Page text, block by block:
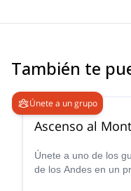
También te
Únete a un grupo
Ascenso al
Únete a uno de los
de los Andes en un